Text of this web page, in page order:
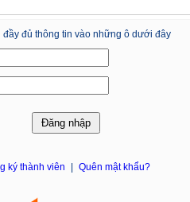
đầy đủ thông tin vào những ô dưới đây
ký thành viên Quên mật khẩu?